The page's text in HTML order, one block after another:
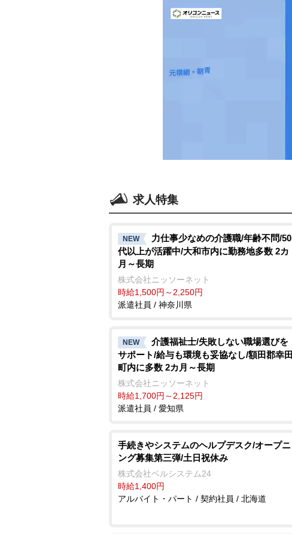
求人特集
NEW
力仕事少なめの介護職/年齢不問/50
代以上が活躍中/大和市内に勤務地多数 2カ
月～長期
株式会社ニッソーネット
時給1,500円～2,250円
派遣社員 / 神奈川県
NEW
介護福祉士/失敗しない職場選びを
サポート/給与も環境も妥協なし/額田郡幸田
町内に多数 2カ月～長期
株式会社ニッソーネット
時給1,700円～2,125円
派遣社員 / 愛知県
手続きやシステムのヘルプデスク/オープニ
ング募集第三弾/土日祝休み
株式会社ベルシステム24
時給1,400円
アルバイト・パート / 契約社員 / 北海道